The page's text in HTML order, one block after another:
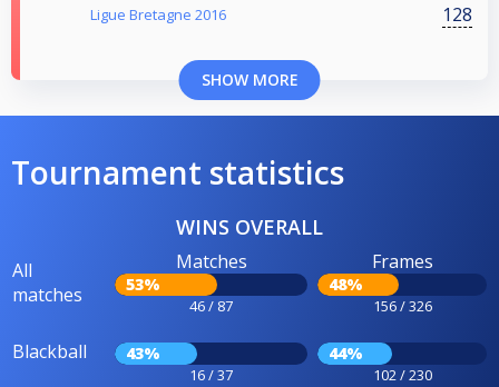
Ligue Bretagne 2016 128
SHOW MORE
Tournament statistics
WINS OVERALL
All
matches
Matches
53%
46 / 87
Frames
48%
156 / 326
Blackball 43%
16 / 37
44%
102 / 230